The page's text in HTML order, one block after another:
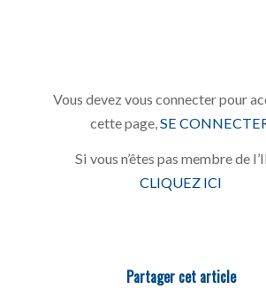
Vous devez vous connecter pour
cette page, SE
Si vous n’êtes pas membre de
CLIQUEZ ICI
Partager cet article